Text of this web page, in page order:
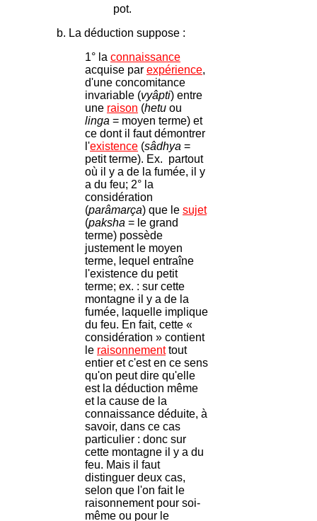
pot.
b. La déduction suppose :
1° la connaissance
acquise par expérience,
d'une concomitance
invariable (vyâpti) entre
une raison (hetu ou
linga = moyen terme) et
ce dont il faut démontrer
l'existence (sâdhya =
petit terme). Ex. partout
où il y a de la fumée, il y
a du feu; 2° la
considération
(parâmarça) que le sujet
(paksha = le grand
terme) possède
justement le moyen
terme, lequel entraîne
l'existence du petit
terme; ex. : sur cette
montagne il y a de la
fumée, laquelle implique
du feu. En fait, cette «
considération » contient
le raisonnementtout
entier et c'est en ce sens
qu'on peut dire qu'elle
est la déduction même
et la cause de la
connaissance déduite, à
savoir, dans ce cas
particulier : donc sur
cette montagne il y a du
feu. Mais il faut
distinguer deux cas,
selon que l'on fait le
raisonnement pour soi-
même ou pour le